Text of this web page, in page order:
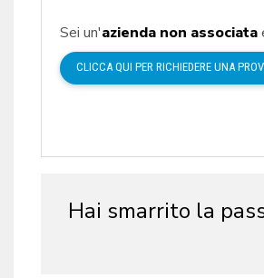
Sei un'azienda non associata
CLICCA QUI PER RICHIEDERE UNA
Hai smarrito la